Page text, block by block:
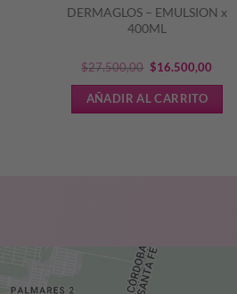
DERMAGLOS – EMULSION x
400ML
$27.500,00 El
precio
original
$16.500,00
precio
actual
AÑADIR AL CARRITO